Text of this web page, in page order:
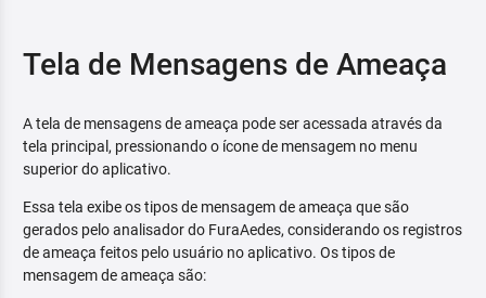
Tela de Mensagens de Ameaça
A tela de mensagens de ameaça pode ser acessada através da
tela principal, pressionando o ícone de mensagem no menu
superior do aplicativo.
Essa tela exibe os tipos de mensagem de ameaça que são
gerados pelo analisador do FuraAedes, considerando os registros
de ameaça feitos pelo usuário no aplicativo. Os tipos de
mensagem de ameaça são: